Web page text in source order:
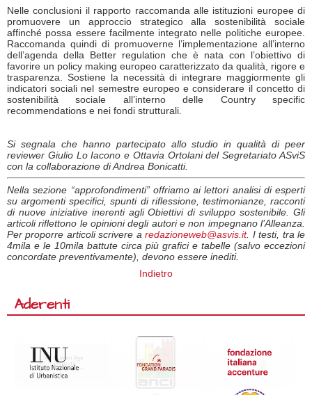
Nelle conclusioni il rapporto raccomanda alle istituzioni europee di
promuovere un approccio strategico alla sostenibilità sociale
affinché possa essere facilmente integrato nelle politiche europee.
Raccomanda quindi di promuoverne l’implementazione all’interno
dell’agenda della Better regulation che è nata con l’obiettivo di
favorire un policy making europeo caratterizzato da qualità, rigore e
trasparenza. Sostiene la necessità di integrare maggiormente gli
indicatori sociali nel semestre europeo e considerare il concetto di
sostenibilità sociale all’interno delle Country specific
recommendations e nei fondi strutturali.
Si segnala che hanno partecipato allo studio in qualità di peer
reviewer Giulio Lo Iacono e Ottavia Ortolani del Segretariato ASviS
con la collaborazione di Andrea Bonicatti.
Nella sezione “approfondimenti” offriamo ai lettori analisi di esperti
su argomenti specifici, spunti di riflessione, testimonianze, racconti
di nuove iniziative inerenti agli Obiettivi di sviluppo sostenibile. Gli
articoli riflettono le opinioni degli autori e non impegnano l’Alleanza.
Per proporre articoli scrivere aredazioneweb@asvis.it. I testi, tra le
4mila e le 10mila battute circa più grafici e tabelle (salvo eccezioni
concordate preventivamente), devono essere inediti.
Indietro
Aderenti